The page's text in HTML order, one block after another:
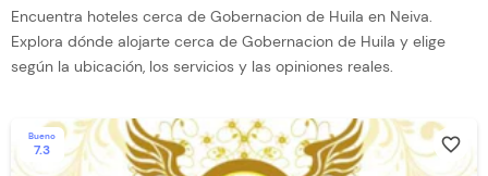
Encuentra hoteles cerca de Gobernacion de Huila en Neiva.
Explora dónde alojarte cerca de Gobernacion de Huila y elige
según la ubicación, los servicios y las opiniones reales.
Bueno
7.3 favorite_border